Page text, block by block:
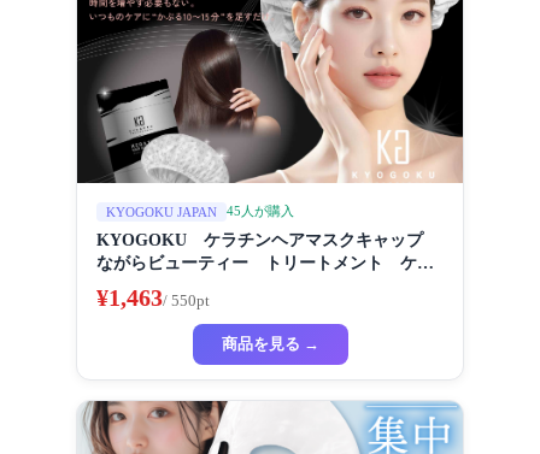
KYOGOKU JAPAN 45人が購入
KYOGOKU ケラチンヘアマスクキャップ
ながらビューティー トリートメント ケラ
¥1,463/ 550pt
商品を見る →